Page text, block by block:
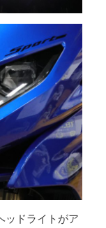
ッドライトがア